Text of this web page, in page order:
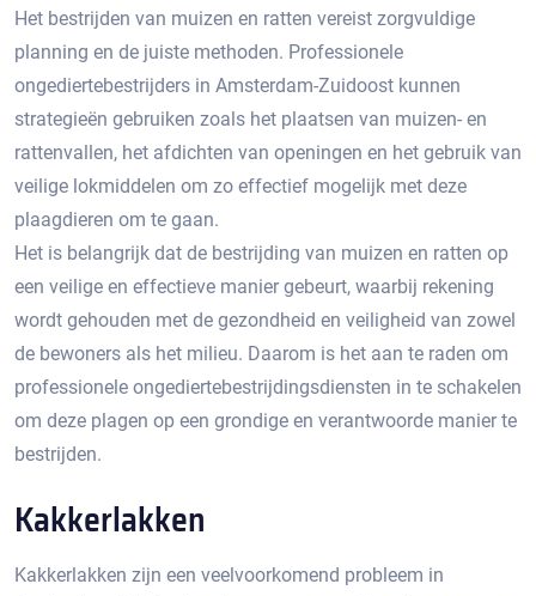
Het bestrijden van muizen en ratten vereist zorgvuldige
planning en de juiste methoden.​ Professionele
ongediertebestrijders in Amsterdam-Zuidoost kunnen
strategieën gebruiken zoals het plaatsen van muizen- en
rattenvallen, het afdichten van openingen en het gebruik van
veilige lokmiddelen om zo effectief mogelijk met deze
plaagdieren om te gaan.​
Het is belangrijk dat de bestrijding van muizen en ratten op
een veilige en effectieve manier gebeurt, waarbij rekening
wordt gehouden met de gezondheid en veiligheid van zowel
de bewoners als het milieu. Daarom is het aan te raden om
professionele ongediertebestrijdingsdiensten in te schakelen
om deze plagen op een grondige en verantwoorde manier te
bestrijden.​
Kakkerlakken
Kakkerlakken zijn een veelvoorkomend probleem in